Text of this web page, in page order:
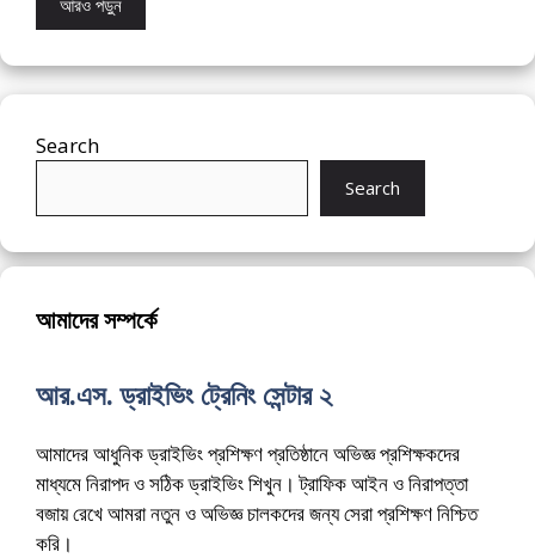
Search
Search
আমাদের সম্পর্কে
আর.এস. ড্রাইভিং ট্রেনিং সেন্টার ২
আমাদের আধুনিক ড্রাইভিং প্রশিক্ষণ প্রতিষ্ঠানে অভিজ্ঞ প্রশিক্ষকদের
মাধ্যমে নিরাপদ ও সঠিক ড্রাইভিং শিখুন। ট্রাফিক আইন ও নিরাপত্তা
বজায় রেখে আমরা নতুন ও অভিজ্ঞ চালকদের জন্য সেরা প্রশিক্ষণ নিশ্চিত
করি।